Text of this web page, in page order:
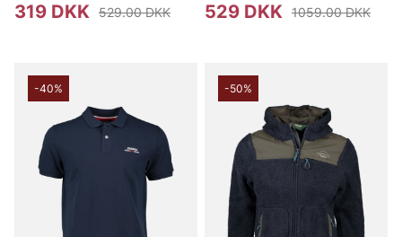
319 DKK 529.00 DKK 529 DKK 1059.00 DKK
-40% -50%